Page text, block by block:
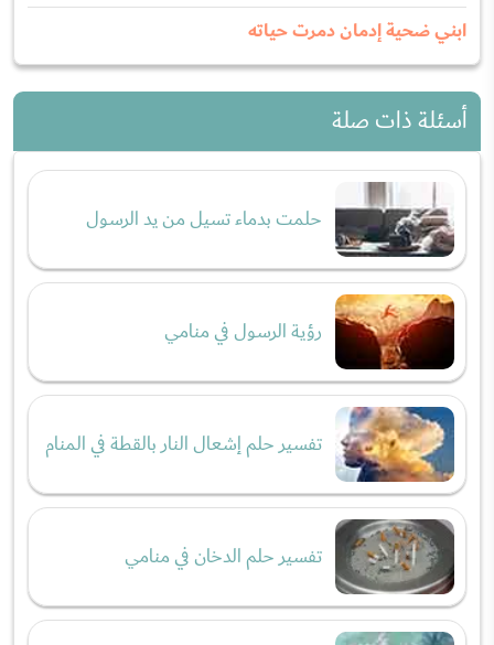
ابني ضحية إدمان دمرت حياته
أسئلة ذات صلة
حلمت بدماء تسيل من يد الرسول
رؤية الرسول في منامي
تفسير حلم إشعال النار بالقطة في المنام
تفسير حلم الدخان في منامي